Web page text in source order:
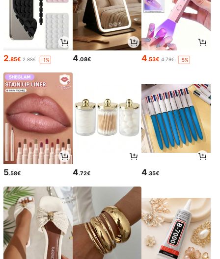
2.85€ 2.88€ -1% 4.08€ 4.53€ 4.79€ -5%
5.58€ 4.72€ 4.35€